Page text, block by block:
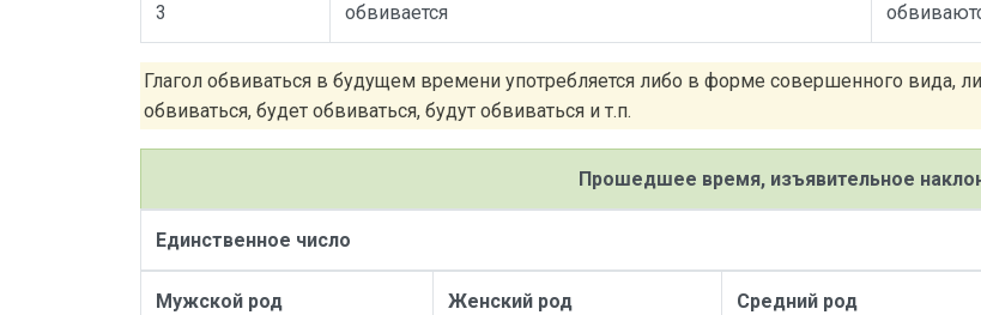
3 обвивается
Глагол обвиваться в будущем времени употребляется либо в форме совершенного вида,
обвиваться, будет обвиваться, будут обвиваться и т.п.
Прошедшее время, изъявительное
Единственное число
Мужской род Женский род Средний род